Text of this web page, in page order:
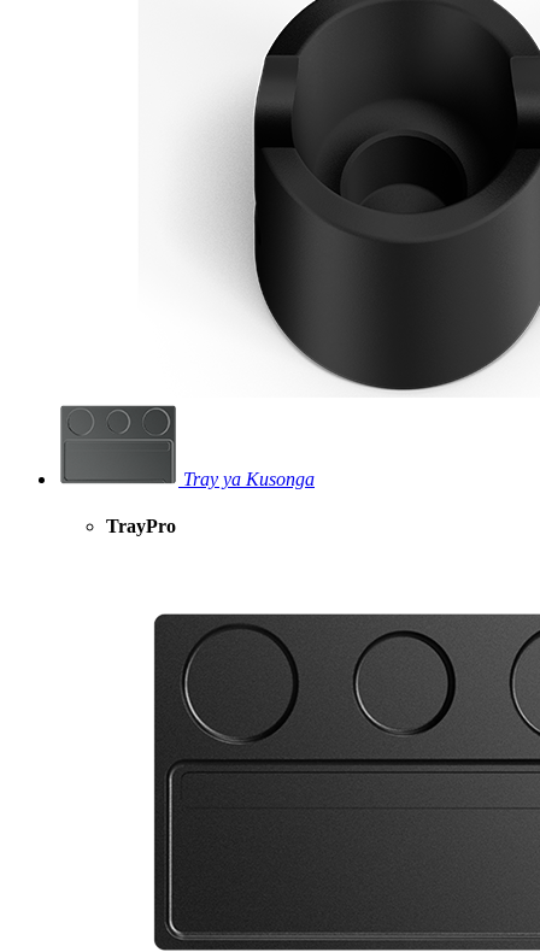
Tray ya Kusonga
TrayPro